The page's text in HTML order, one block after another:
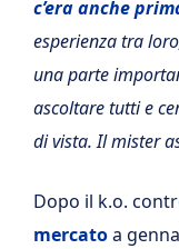
c’era anche
esperienza tra
una parte
ascoltare tutti e
di vista. Il mister
Dopo il k.o.
mercatoa